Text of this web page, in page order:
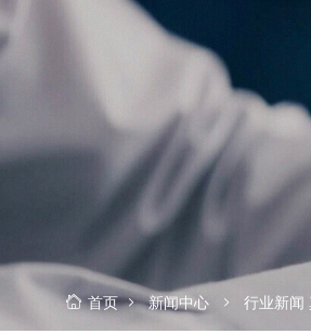
品质保证
下载中心
发展历程
镀
膜
首页 新闻中心 行业新闻